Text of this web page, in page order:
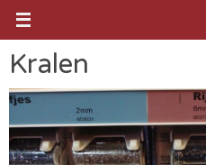
naar
de
inhoud
Kralen